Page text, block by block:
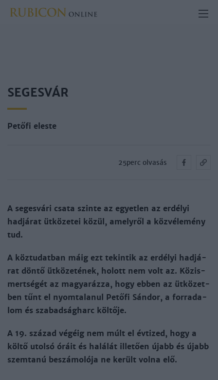
SEGESVÁR
Petőfi eleste
25perc olvasás
A se­ges­vá­ri csa­ta szin­te az egyet­len az er­dé­lyi
had­já­rat üt­kö­ze­tei kö­zül, amely­ről a köz­vé­le­mény
tud.
A köz­tu­dat­ban máig ezt te­kin­tik az er­dé­lyi had­já­
rat dön­tő üt­kö­ze­té­nek, holott nem volt az. Köz­is­
mert­sé­gét az ma­gya­ráz­za, hogy eb­ben az üt­kö­zet­
ben tűnt el nyom­ta­la­nul Pe­tő­fi Sán­dor, a for­ra­da­
lom és sza­bad­ság­harc köl­tő­je.
A 19. szá­zad vé­gé­ig nem múlt el év­ti­zed, hogy a
köl­tő utol­só óráit és ha­lá­lát il­le­tően újabb és újabb
szemta­nú be­szá­mo­ló­ja ne ke­rült vol­na elő.